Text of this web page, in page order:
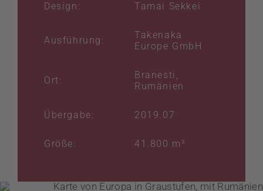
Design: Tamai Sekkei
Ausführung:
Takenaka
Europe GmbH
Ort:
Branesti,
Rumänien
Übergabe: 2019.07
Größe: 41.800 m²